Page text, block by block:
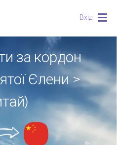
Вхід
за кордон
Єлени >